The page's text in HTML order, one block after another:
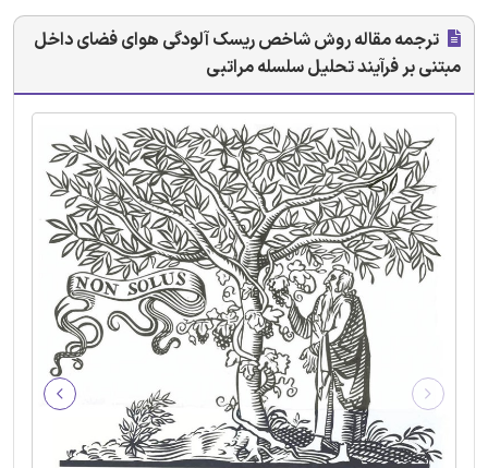
ترجمه مقاله روش شاخص ریسک آلودگی هوای فضای داخل
مبتنی بر فرآیند تحلیل سلسله مراتبی